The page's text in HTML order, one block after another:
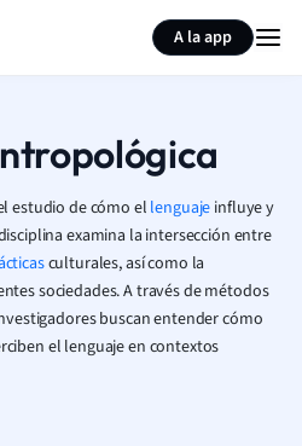
A la app
estudio de cómo el lenguaje influye y
examina la intersección entre
culturales, así como la
sociedades. A través de métodos
buscan entender cómo
el lenguaje en contextos
Resumir página